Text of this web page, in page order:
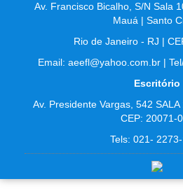
Av. Francisco Bicalho, S/N Sala
Mauá | Santo
Rio de Janeiro - RJ |
Email: aeefl@yahoo.com.br |
Escritório
Av. Presidente Vargas, 542
CEP: 20071-
Tels: 021-